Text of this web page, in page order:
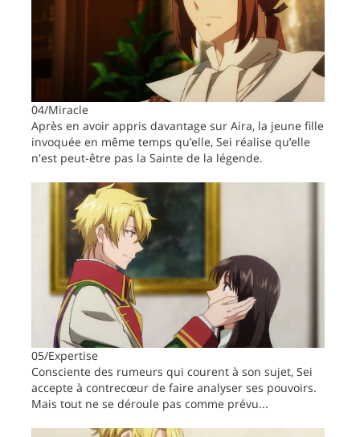
04/Miracle
Après en avoir appris davantage sur Aira, la jeune fille
invoquée en même temps qu’elle, Sei réalise qu’elle
n'est peut-être pas la Sainte de la légende.
05/Expertise
Consciente des rumeurs qui courent à son sujet, Sei
accepte à contrecœur de faire analyser ses pouvoirs.
Mais tout ne se déroule pas comme prévu...